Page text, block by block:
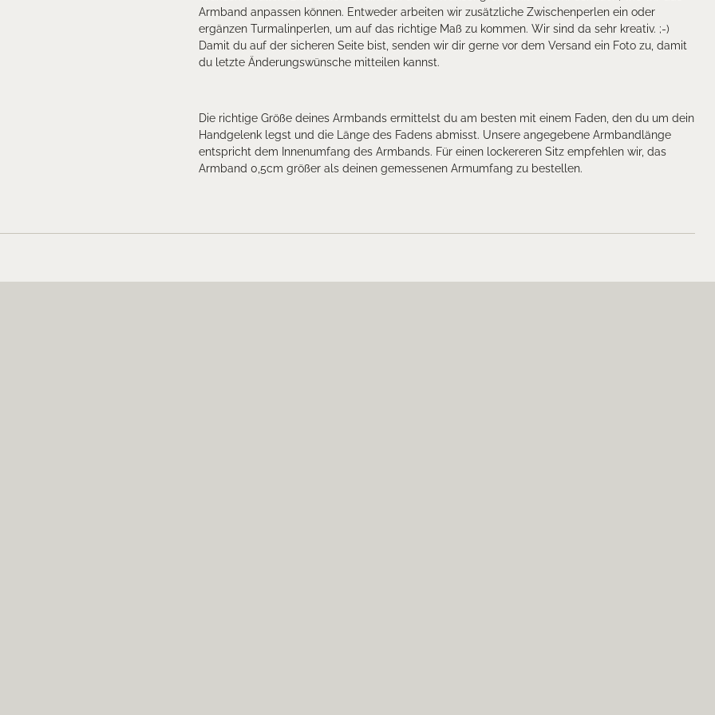
Armband anpassen können. Entweder arbeiten wir zusätzliche Zwischenperlen ein oder
ergänzen Turmalinperlen, um auf das richtige Maß zu kommen. Wir sind da sehr kreativ. ;-)
Damit du auf der sicheren Seite bist, senden wir dir gerne vor dem Versand ein Foto zu, damit
du letzte Änderungswünsche mitteilen kannst.
Die richtige Größe deines Armbands ermittelst du am besten mit einem Faden, den du um dein
Handgelenk legst und die Länge des Fadens abmisst. Unsere angegebene Armbandlänge
entspricht dem Innenumfang des Armbands. Für einen lockereren Sitz empfehlen wir, das
Armband 0,5cm größer als deinen gemessenen Armumfang zu bestellen.